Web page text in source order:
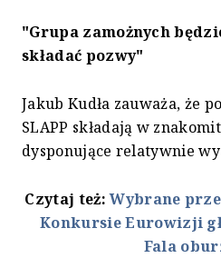
"Grupa zamożnych
składać pozwy"
Jakub Kudła zauważa, że
SLAPP składają w
dysponujące relatywnie
Czytaj też:Wybrane
Konkursie Eurowizji
Fala